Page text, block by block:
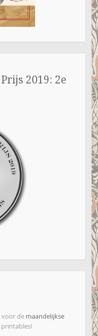
2019: 2e
voor de maandelijkse